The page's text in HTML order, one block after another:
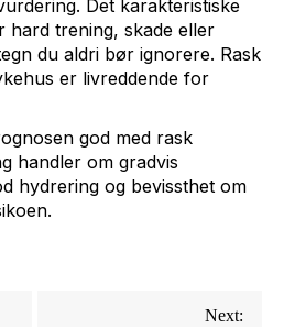
Det karakteristiske
hard trening, skade eller
du aldri bør ignorere. Rask
er livreddende for
god med rask
handler om gradvis
hydrering og bevissthet om
Next: